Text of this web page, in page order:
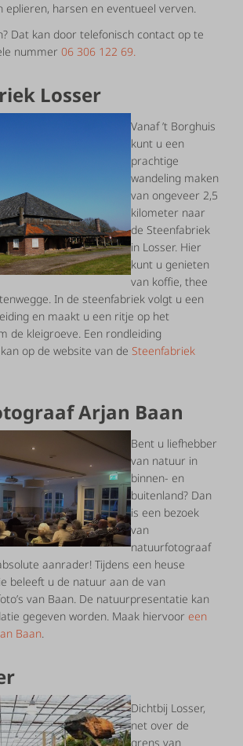
eplieren, harsen en eventueel verven.
Dat kan door telefonisch contact op te
nummer06 306 122 69.
Losser
Vanaf ’t Borghuis
kunt u een
prachtige
wandeling maken
van ongeveer 2,5
kilometer naar
de Steenfabriek
in Losser. Hier
kunt u genieten
van koffie, thee
In de steenfabriek volgt u een
en maakt u een ritje op het
de kleigroeve. Een rondleiding
op de website van deSteenfabriek
Arjan Baan
Bent u liefhebber
van natuur in
binnen- en
buitenland? Dan
is een bezoek
van
natuurfotograaf
aanrader! Tijdens een heuse
beleeft u de natuur aan de van
van Baan. De natuurpresentatie kan
gegeven worden. Maak hiervooreen
Baan
Dichtbij Losser,
net over de
grens van